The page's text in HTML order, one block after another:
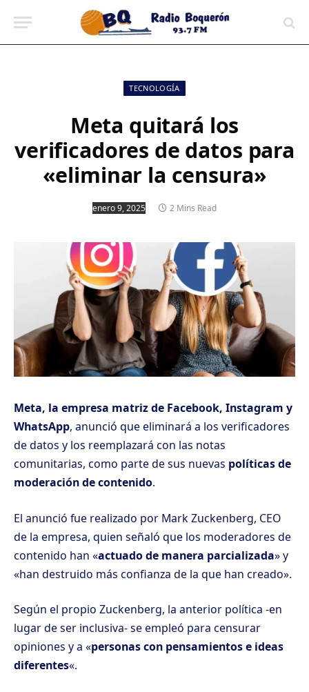
TECNOLOGÍA
Meta quitará los
verificadores de datos para
«eliminar la censura»
enero 9, 2025 2 Mins Read
Meta, la empresa matriz de Facebook, Instagram y
WhatsApp, anunció que eliminará a los verificadores
de datos y los reemplazará con las notas
comunitarias, como parte de sus nuevas políticas de
moderación de contenido.
El anunció fue realizado por Mark Zuckenberg, CEO
de la empresa, quien señaló que los moderadores de
contenido han «actuado de manera parcializada» y
«han destruido más confianza de la que han creado».
Según el propio Zuckenberg, la anterior política -en
lugar de ser inclusiva- se empleó para censurar
opiniones y a «personas con pensamientos e ideas
diferentes«.